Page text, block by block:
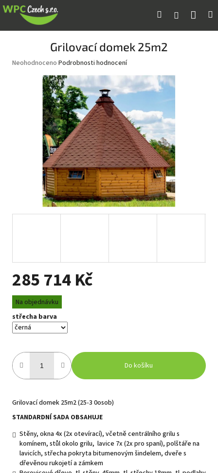
Přejít
na
Hledat Přihlášení
Grilovací domek 25m2
Průměrné
hvězdiček.
Neohodnoceno Podrobnosti hodnocení
285 714 Kč
Měrná
cena:
Na objednávku
střecha barva
Do košíku
Grilovací domek 25m2 (25-3 0osob)
STANDARDNÍ SADA OBSAHUJE
Stěny, okna 4x (2x otevírací), včetně centrálního grilu s
komínem, stůl okolo grilu, lavice 7x (2x pro spaní), polštáře na
lavicích, střecha pokryta bitumenovým šindelem, dveře s
dřevěnou rukojetí a zámkem